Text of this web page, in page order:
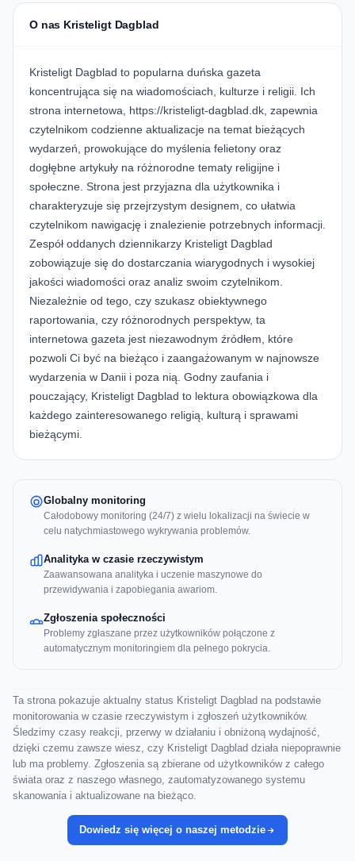
O nas Kristeligt Dagblad
Kristeligt Dagblad to popularna duńska gazeta
koncentrująca się na wiadomościach, kulturze i religii. Ich
strona internetowa, https://kristeligt-dagblad.dk, zapewnia
czytelnikom codzienne aktualizacje na temat bieżących
wydarzeń, prowokujące do myślenia felietony oraz
dogłębne artykuły na różnorodne tematy religijne i
społeczne. Strona jest przyjazna dla użytkownika i
charakteryzuje się przejrzystym designem, co ułatwia
czytelnikom nawigację i znalezienie potrzebnych informacji.
Zespół oddanych dziennikarzy Kristeligt Dagblad
zobowiązuje się do dostarczania wiarygodnych i wysokiej
jakości wiadomości oraz analiz swoim czytelnikom.
Niezależnie od tego, czy szukasz obiektywnego
raportowania, czy różnorodnych perspektyw, ta
internetowa gazeta jest niezawodnym źródłem, które
pozwoli Ci być na bieżąco i zaangażowanym w najnowsze
wydarzenia w Danii i poza nią. Godny zaufania i
pouczający, Kristeligt Dagblad to lektura obowiązkowa dla
każdego zainteresowanego religią, kulturą i sprawami
bieżącymi.
Globalny monitoring
Całodobowy monitoring (24/7) z wielu lokalizacji na świecie w
celu natychmiastowego wykrywania problemów.
Analityka w czasie rzeczywistym
Zaawansowana analityka i uczenie maszynowe do
przewidywania i zapobiegania awariom.
Zgłoszenia społeczności
Problemy zgłaszane przez użytkowników połączone z
automatycznym monitoringiem dla pełnego pokrycia.
Ta strona pokazuje aktualny status Kristeligt Dagblad na podstawie
monitorowania w czasie rzeczywistym i zgłoszeń użytkowników.
Śledzimy czasy reakcji, przerwy w działaniu i obniżoną wydajność,
dzięki czemu zawsze wiesz, czy Kristeligt Dagblad działa niepoprawnie
lub ma problemy. Zgłoszenia są zbierane od użytkowników z całego
świata oraz z naszego własnego, zautomatyzowanego systemu
skanowania i aktualizowane na bieżąco.
Dowiedz się więcej o naszej metodzie